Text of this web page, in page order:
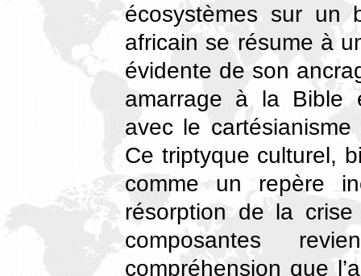
écosystèmes sur un
africain se résume à
évidente de son
amarrage à la Bible
avec le cartésianisme
Ce triptyque culturel,
comme un repère
résorption de la
composantes
compréhension que